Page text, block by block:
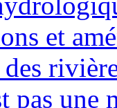
et
pas une